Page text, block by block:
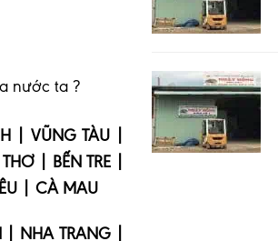
nước ta ?
| VŨNG TÀU |
| BẾN TRE |
| CÀ MAU
NHA TRANG |